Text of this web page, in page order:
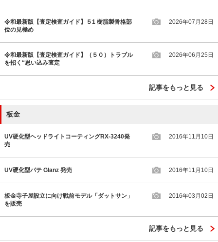
令和最新版【査定検査ガイド】５1 樹脂製骨格部
位の見極め
2026年07月28日
令和最新版【査定検査ガイド】（５０）トラブル
を招く“思い込み査定
2026年06月25日
記事をもっと見る
板金
UV硬化型ヘッドライトコーティングRX-3240発
売
2016年11月10日
UV硬化型パテ Glanz 発売 2016年11月10日
板金寺子屋設立に向け戦前モデル「ダットサン」
を販売
2016年03月02日
記事をもっと見る